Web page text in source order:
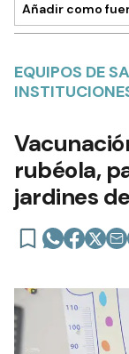
Añadir como
EQUIPOS DE
rubéola,
jardines